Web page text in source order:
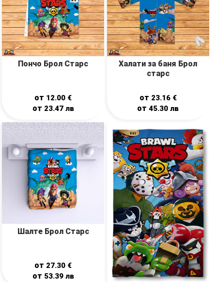
Пончо Брол Старс
от 12.00 €
от 23.47 лв
Халати за баня Брол
старс
от 23.16 €
от45.30лв
Шалте Брол Старс
от 27.30 €
от 53.39 лв